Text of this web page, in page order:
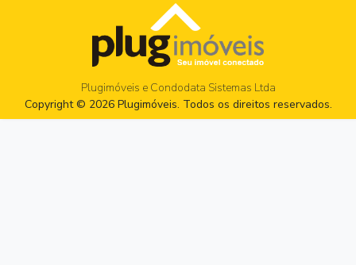
Plugimóveis e Condodata Sistemas Ltda
Copyright © 2026 Plugimóveis. Todos os direitos reservados.